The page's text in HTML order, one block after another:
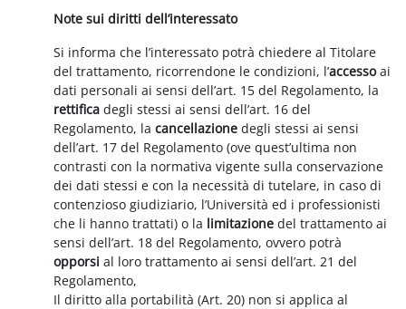
Note sui diritti dell’interessato
Si informa che l’interessato potrà chiedere al Titolare
del trattamento, ricorrendone le condizioni, l’accessoai
dati personali ai sensi dell’art. 15 del Regolamento, la
rettificadegli stessi ai sensi dell’art. 16 del
Regolamento, lacancellazione degli stessi ai sensi
dell’art. 17 del Regolamento (ove quest’ultima non
contrasti con la normativa vigente sulla conservazione
dei dati stessi e con la necessità di tutelare, in caso di
contenzioso giudiziario, l’Università ed i professionisti
che li hanno trattati) o la limitazione del trattamento ai
sensi dell’art. 18 del Regolamento, ovvero potrà
opporsi al loro trattamento ai sensi dell’art. 21 del
Regolamento,
Il diritto alla portabilità (Art. 20) non si applica al